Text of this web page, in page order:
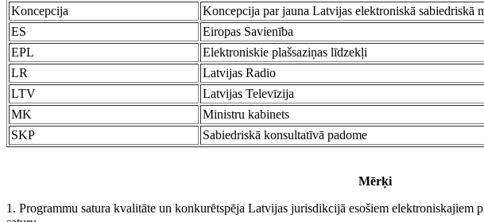
Koncepcija
Koncepcija par jauna Latvijas elektroniskā sabiedriskā
ES
Eiropas Savienība
EPL
Elektroniskie plašsaziņas līdzekļi
LR
Latvijas Radio
LTV
Latvijas Televīzija
MK
Ministru kabinets
SKP
Sabiedriskā konsultatīvā padome
Mērķi
1. Programmu satura kvalitāte un konkurētspēja Latvijas jurisdikcijā esošiem elektroniskajiem